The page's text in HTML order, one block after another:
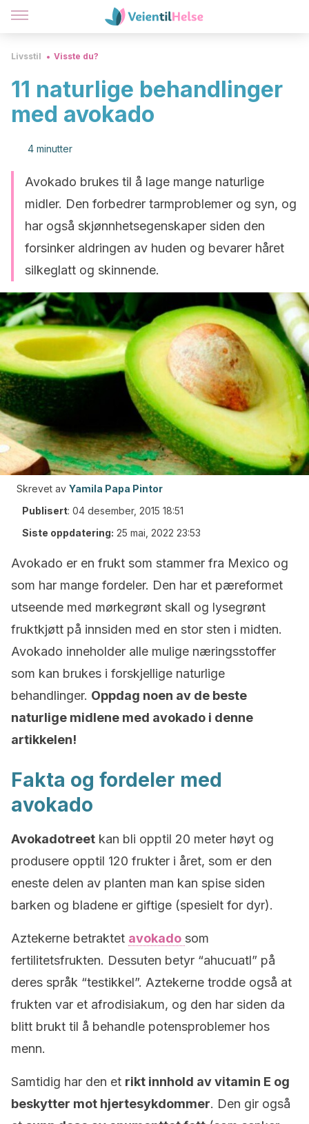
Livsstil Visste du?
11 naturlige behandlinger
med avokado
4 minutter
Avokado brukes til å lage mange naturlige
midler. Den forbedrer tarmproblemer og syn, og
har også skjønnhetsegenskaper siden den
forsinker aldringen av huden og bevarer håret
silkeglatt og skinnende.
Skrevet av Yamila Papa Pintor
Publisert: 04 desember, 2015 18:51
Siste oppdatering: 25 mai, 2022 23:53
Avokado er en frukt som stammer fra Mexico og
som har mange fordeler. Den har et pæreformet
utseende med mørkegrønt skall og lysegrønt
fruktkjøtt på innsiden med en stor sten i midten.
Avokado inneholder alle mulige næringsstoffer
som kan brukes i forskjellige naturlige
behandlinger. Oppdag noen av de beste
naturlige midlene med avokado i denne
artikkelen!
Fakta og fordeler med
avokado
Avokadotreet kan bli opptil 20 meter høyt og
produsere opptil 120 frukter i året, som er den
eneste delen av planten man kan spise siden
barken og bladene er giftige (spesielt for dyr).
Aztekerne betraktet avokado som
fertilitetsfrukten. Dessuten betyr “ahucuatl” på
deres språk “testikkel”. Aztekerne trodde også at
frukten var et afrodisiakum, og den har siden da
blitt brukt til å behandle potensproblemer hos
menn.
Samtidig har den et rikt innhold av vitamin E og
beskytter mot hjertesykdommer. Den gir også